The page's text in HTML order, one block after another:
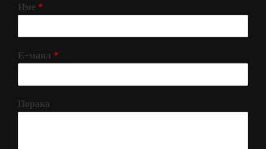
Име *
Е-маил *
Порака